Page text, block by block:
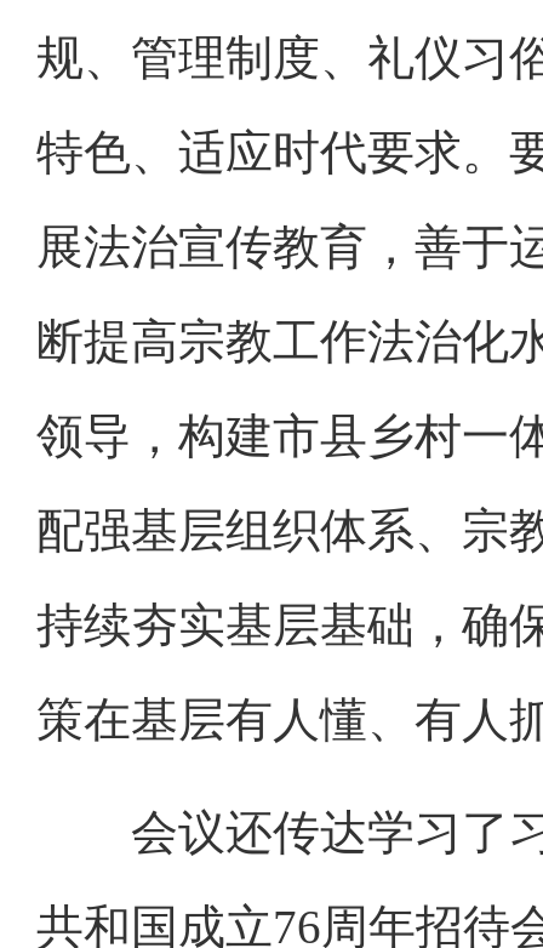
规、管理制度、礼仪习
特色、适应时代要求。
展法治宣传教育，善于
断提高宗教工作法治化
领导，构建市县乡村一
配强基层组织体系、宗
持续夯实基层基础，确
策在基层有人懂、有人
会议还传达学习了习
共和国成立76周年招待